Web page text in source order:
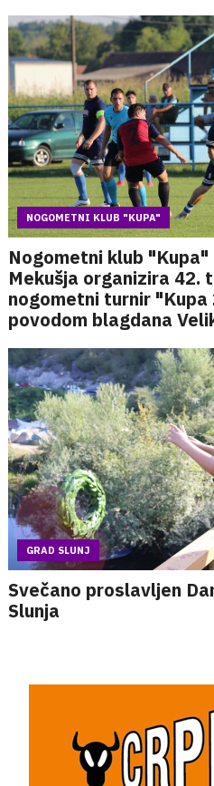
NOGOMETNI KLUB "KUPA"
Nogometni klub "Kupa"
Mekušja organizira 42.
nogometni turnir "Kupa
povodom blagdana
GRAD SLUNJ
Svečano proslavljen
Slunja